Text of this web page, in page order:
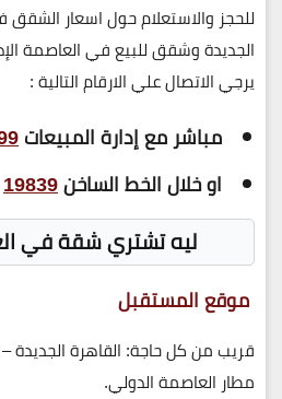
للحجز والاستعلام حول اسعار الشقق
الجديدة وشقق للبيع في العاصمة
يرجي الاتصال علي الارقام التالية :
مباشر مع إدارة المبيعات
او خلال الخط الساخن19839
ليه تشتري شقة في
موقع المستقبل
قريب من كل حاجة: القاهرة الجديدة
مطار العاصمة الدولي.